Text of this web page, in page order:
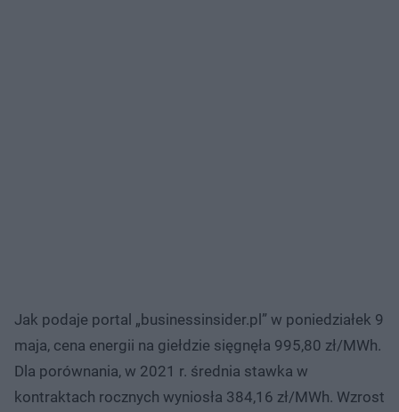
Jak podaje portal „businessinsider.pl” w poniedziałek 9
maja, cena energii na giełdzie sięgnęła 995,80 zł/MWh.
Dla porównania, w 2021 r. średnia stawka w
kontraktach rocznych wyniosła 384,16 zł/MWh. Wzrost